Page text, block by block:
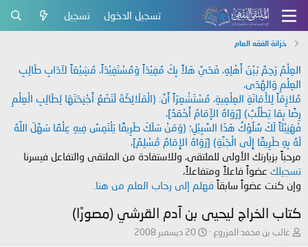
تسجيل الدخول تسجيل
خزانة الفقه العام
العِلْمُ رَحِمٌ بَيْنَ أَهْلِهِ، فَحَيَّ هَلاً بِكَ مُفِيْدَاً وَمُسْتَفِيْدَاً، مُشِيْعَاً لآدَابِ طَالِبِ
العِلْمِ وَالهُدَى،
مُلازِمَاً لِلأَمَانَةِ العِلْمِيةِ، مُسْتَشْعِرَاً أَنَّ: (الْمَلَائِكَةَ لَتَضَعُ أَجْنِحَتَهَا لِطَالِبِ الْعِلْمِ
رِضًا بِمَا يَطْلُبُ) [رَوَاهُ الإَمَامُ أَحْمَدُ]،
فَهَنِيْئَاً لَكَ سُلُوْكُ هَذَا السَّبِيْلِ؛ (وَمَنْ سَلَكَ طَرِيقًا يَلْتَمِسُ فِيهِ عِلْمًا سَهَّلَ اللَّهُ
لَهُ بِهِ طَرِيقًا إِلَى الْجَنَّةِ) [رَوَاهُ الإِمَامُ مُسْلِمٌ]،
مرحباً بزيارتك الأولى للملتقى، وللاستفادة من الملتقى والتفاعل فيسرنا
تسجيلك عضواً فاعلاً ومتفاعلاً،
وإن كنت عضواً سابقاً فهلم إلى رحاب العلم من هنا.
كتاب الخراج ليحيى بن آدم القرشي (مصورًا)
بغالب بن محمد المزروع
ت20 ديسمبر 2008